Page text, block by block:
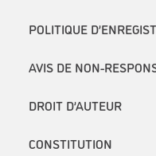
POLITIQUE
AVIS DE NON-
DROIT D’AUTEUR
CONSTITUTION